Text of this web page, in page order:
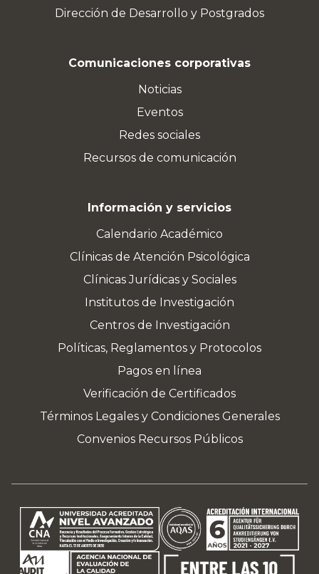
Dirección de Desarrollo y Postgrados
Comunicaciones corporativas
Noticias
Eventos
Redes sociales
Recursos de comunicación
Información y servicios
Calendario Académico
Clínicas de Atención Psicológica
Clínicas Jurídicas y Sociales
Institutos de Investigación
Centros de Investigación
Políticas, Reglamentos y Protocolos
Pagos en línea
Verificación de Certificados
Términos Legales y Condiciones Generales
Convenios Recursos Públicos